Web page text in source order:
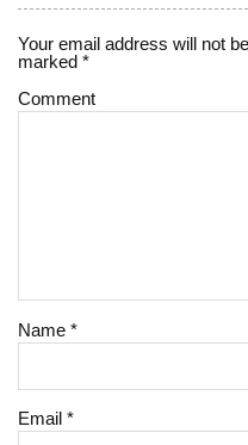
Your email address will not
marked*
Comment
Name*
Email*